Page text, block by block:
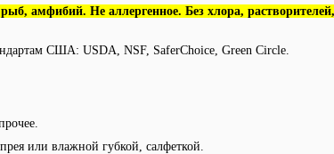
амфибий. Не аллергенное. Без хлора,
США: USDA, NSF, SaferChoice, Green Circle.
или влажной губкой, салфеткой.